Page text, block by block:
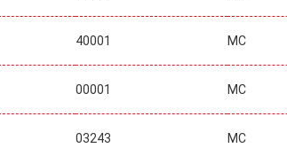
40001 MC
00001 MC
03243 MC